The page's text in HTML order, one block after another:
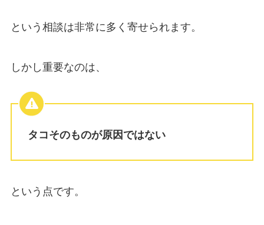
という相談は非常に多く寄せられます。
しかし重要なのは、
タコそのものが原因ではない
という点です。